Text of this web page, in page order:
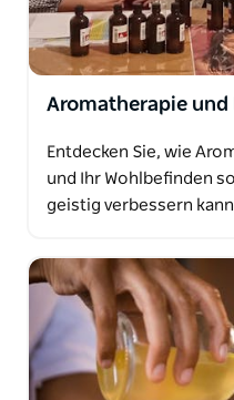
Aromatherapie
Entdecken Sie, wie
und Ihr Wohlbefinden
geistig verbessern